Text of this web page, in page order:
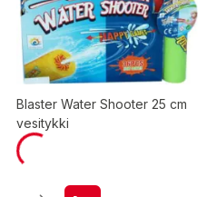
Blaster Water Shooter 25 cm
vesitykki